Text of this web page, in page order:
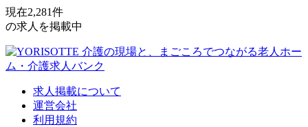
現在2,281件
の求人を掲載中
求人掲載について
運営会社
利用規約